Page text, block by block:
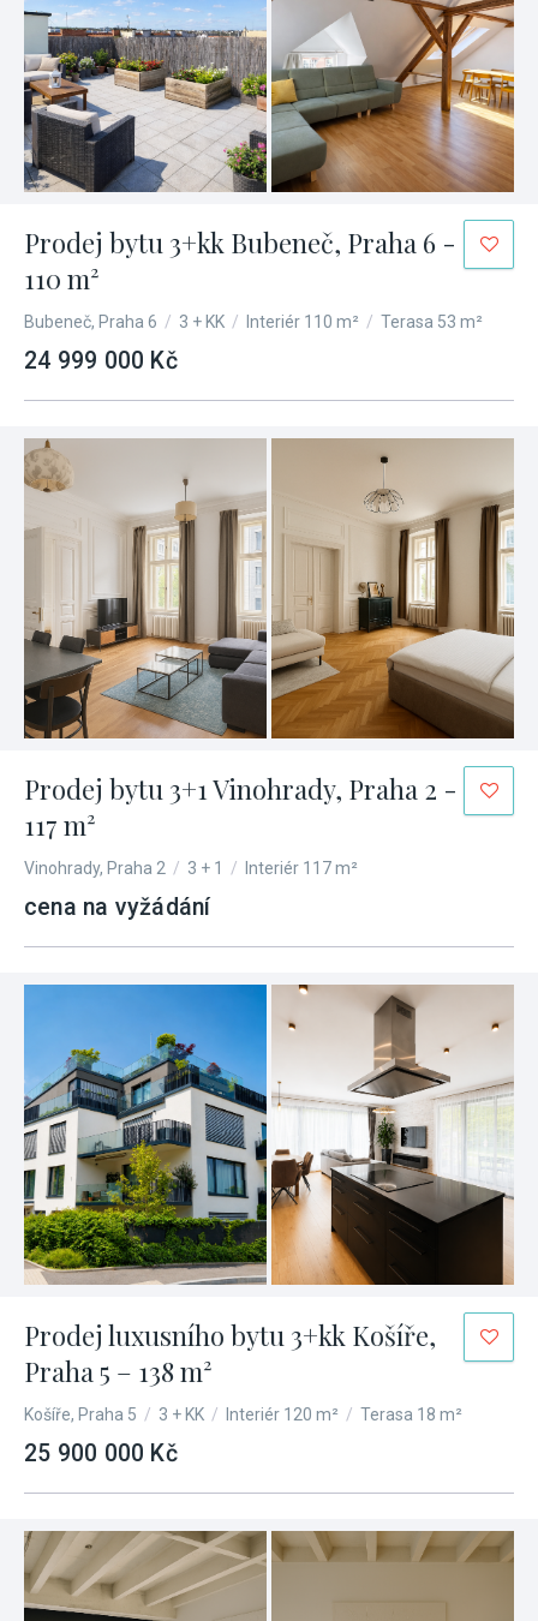
Prodej bytu 3+kk Bubeneč, Praha 6 -
110 m²
Bubeneč, Praha 6 / 3 + KK / Interiér 110 m² / Terasa 53 m²
24 999 000 Kč
Prodej bytu 3+1 Vinohrady, Praha 2 -
117 m²
Vinohrady, Praha 2 / 3 + 1 / Interiér 117 m²
cena na vyžádání
Prodej luxusního bytu 3+kk Košíře,
Praha 5 – 138 m²
Košíře, Praha 5 / 3 + KK / Interiér 120 m² / Terasa 18 m²
25 900 000 Kč